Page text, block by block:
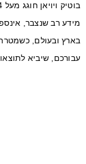
מידע רב שנצבר,
בארץ ובעולם,
עבורכם, שיביא